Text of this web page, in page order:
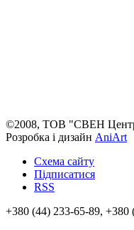
©2008, ТОВ "СВЕН
Розробка і дизайн AniArt
Схема сайту
Підписатися
RSS
+380 (44) 233-65-89, +380